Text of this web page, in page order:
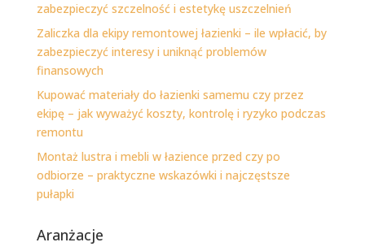
zabezpieczyć szczelność i estetykę uszczelnień
Zaliczka dla ekipy remontowej łazienki – ile wpłacić, by
zabezpieczyć interesy i uniknąć problemów
finansowych
Kupować materiały do łazienki samemu czy przez
ekipę – jak wyważyć koszty, kontrolę i ryzyko podczas
remontu
Montaż lustra i mebli w łazience przed czy po
odbiorze – praktyczne wskazówki i najczęstsze
pułapki
Aranżacje